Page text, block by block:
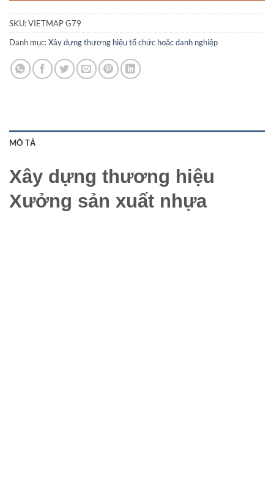
SKU:VIETMAP G79
Danh mục:Xây dựng thương hiệu tổ chức hoặc danh nghiệp
MÔ TẢ
Xây dựng thương hiệu
Xưởng sản xuất nhựa